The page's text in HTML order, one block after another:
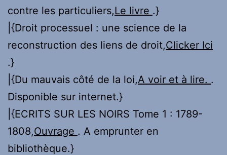
contre les particuliers,Le livre .}
|{Droit processuel : une science de la
reconstruction des liens de droit,Clicker Ici
.}
|{Du mauvais côté de la loi,A voir et à lire. .
Disponible sur internet.}
|{ECRITS SUR LES NOIRS Tome 1 : 1789-
1808,Ouvrage . A emprunter en
bibliothèque.}